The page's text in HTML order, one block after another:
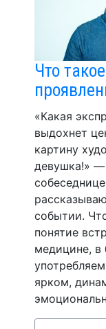
Что
«Какая
выдохнет
картину
девушка!» —
событии.
понятие
медицине, в
ярком,